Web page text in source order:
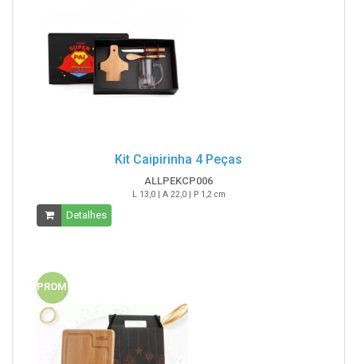
Kit Caipirinha 4 Peças
ALLPEKCP006
L 13,0 | A 22,0 | P 1,2 cm
Detalhes
PROMO